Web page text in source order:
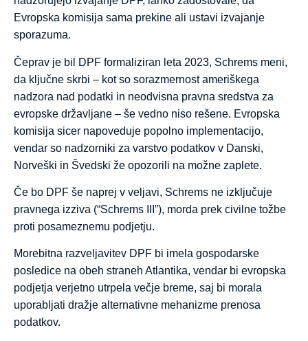
Evropska komisija sama prekine ali ustavi izvajanje
sporazuma.
Čeprav je bil DPF formaliziran leta 2023, Schrems meni,
da ključne skrbi – kot so sorazmernost ameriškega
nadzora nad podatki in neodvisna pravna sredstva za
evropske državljane – še vedno niso rešene. Evropska
komisija sicer napoveduje popolno implementacijo,
vendar so nadzorniki za varstvo podatkov v Danski,
Norveški in Švedski že opozorili na možne zaplete.
Če bo DPF še naprej v veljavi, Schrems ne izključuje
pravnega izziva (“Schrems III”), morda prek civilne tožbe
proti posameznemu podjetju.
Morebitna razveljavitev DPF bi imela gospodarske
posledice na obeh straneh Atlantika, vendar bi evropska
podjetja verjetno utrpela večje breme, saj bi morala
uporabljati dražje alternativne mehanizme prenosa
podatkov.